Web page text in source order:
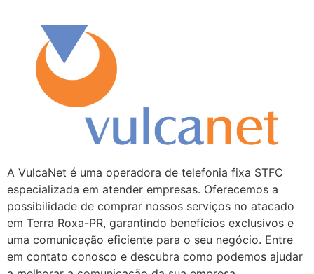
A VulcaNet é uma operadora de telefonia fixa STFC
especializada em atender empresas. Oferecemos a
possibilidade de comprar nossos serviços no atacado
em Terra Roxa-PR, garantindo benefícios exclusivos e
uma comunicação eficiente para o seu negócio. Entre
em contato conosco e descubra como podemos ajudar